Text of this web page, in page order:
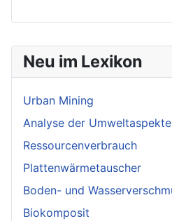
Neu im Lexikon
Urban Mining
Analyse der Umweltaspekte
Ressourcenverbrauch
Plattenwärmetauscher
Boden- und
Biokomposit